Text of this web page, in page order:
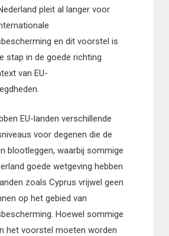
pleit al langer voor
en dit voorstel is
stap in de goede richting
van EU-
EU-landen verschillende
voor degenen die de
blootleggen, waarbij sommige
goede wetgeving hebben
zoals Cyprus vrijwel geen
op het gebied van
Hoewel sommige
het voorstel moeten worden